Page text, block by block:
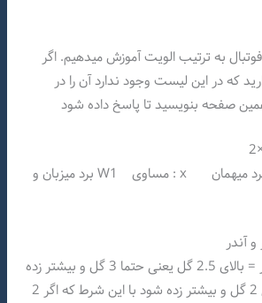
به ترتیب الویت آموزش میدهیم. اگر
که در این لیست وجود ندارد آن را در
صفحه بنویسید تا پاسخ داده شود
1 : برد میزبان 2 : برد میهمان x : مساوی W1 برد میزبان و
آندر
اور = over = گل بالاتر = بالای 2.5 گل یعنی حتما 3 گل و بیشتر زده
شود. بالای 2 گل یعنی 2 گل و بیشتر زده شود با این شرط که اگر 2